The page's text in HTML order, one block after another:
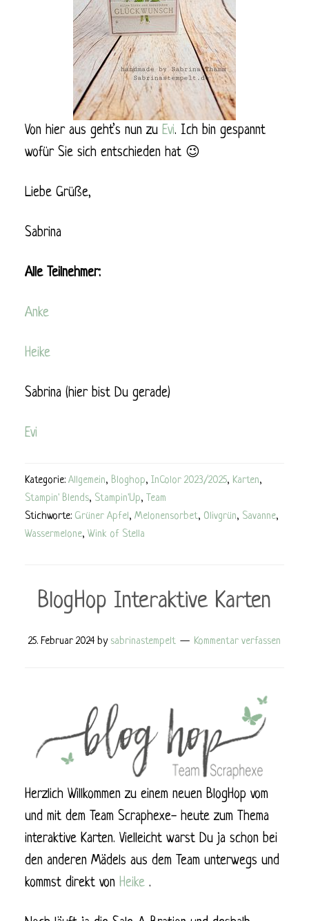
Von hier aus geht’s nun zu Evi. Ich bin gespannt
wofür Sie sich entschieden hat 😉
Liebe Grüße,
Sabrina
Alle Teilnehmer:
Anke
Heike
Sabrina (hier bist Du gerade)
Evi
Kategorie: Allgemein, Bloghop, InColor 2023/2025, Karten,
Stampin' Blends, Stampin'Up, Team
Stichworte: Grüner Apfel, Melonensorbet, Olivgrün, Savanne,
Wassermelone, Wink of Stella
BlogHop Interaktive Karten
25. Februar 2024by sabrinastempelt Kommentar verfassen
Herzlich Willkommen zu einem neuen BlogHop vom
und mit dem Team Scraphexe- heute zum Thema
interaktive Karten. Vielleicht warst Du ja schon bei
den anderen Mädels aus dem Team unterwegs und
kommst direkt von Heike .